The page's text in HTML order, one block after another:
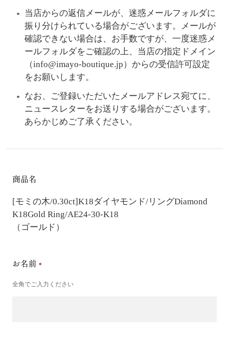
当店からの返信メールが、迷惑メールフォルダに
振り分けられている場合がございます。メールが
確認できない場合は、お手数ですが、一度迷惑メ
ールフォルダをご確認の上、当店の指定ドメイン
（info@imayo-boutique.jp）からの受信許可設定
をお願いします。
なお、ご登録いただいたメールアドレス宛てに、
ニュースレターをお送りする場合がございます。
あらかじめご了承ください。
商品名
[モミの木/0.30ct]K18ダイヤモンド/リングDiamond
K18Gold Ring/AE24-30-K18
（ゴールド）
お名前
全角でご入力ください